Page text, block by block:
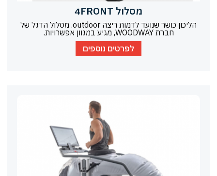
מסלול 4FRONT
הליכון כושר שנועד לדמות ריצה outdoor. מסלול הדגל של
חברת WOODWAY, מגיע במגוון אפשרויות.
לפרטים נוספים